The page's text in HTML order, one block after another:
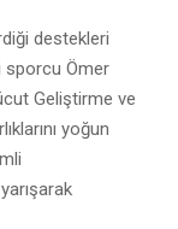
destekleri
sporcu Ömer
Geliştirme ve
yoğun